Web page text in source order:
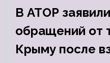
В АТОР
обращений от
Крыму после